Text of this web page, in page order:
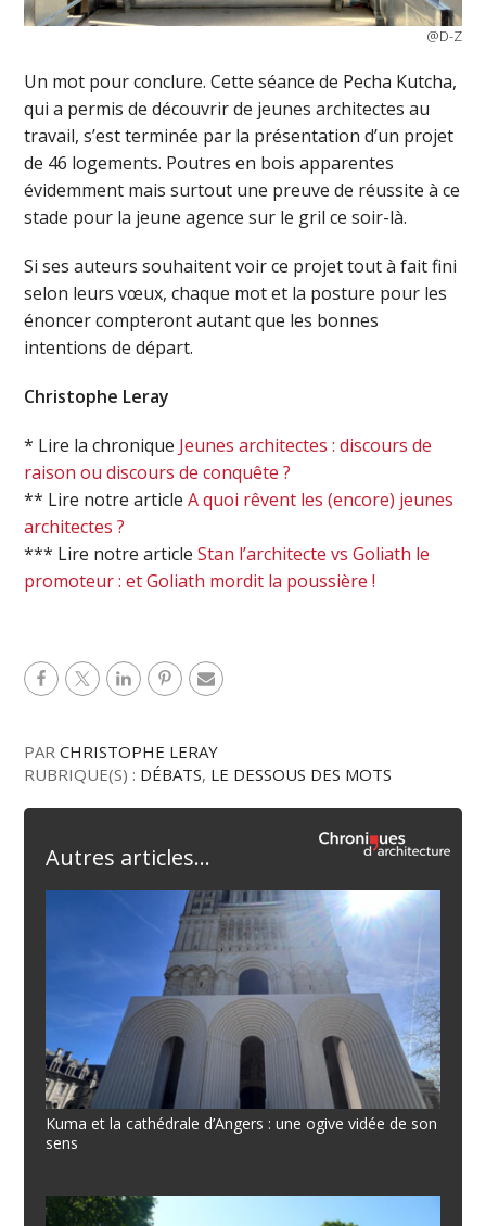
@D-Z
Un mot pour conclure. Cette séance de Pecha Kutcha,
qui a permis de découvrir de jeunes architectes au
travail, s’est terminée par la présentation d’un projet
de 46 logements. Poutres en bois apparentes
évidemment mais surtout une preuve de réussite à ce
stade pour la jeune agence sur le gril ce soir-là.
Si ses auteurs souhaitent voir ce projet tout à fait fini
selon leurs vœux, chaque mot et la posture pour les
énoncer compteront autant que les bonnes
intentions de départ.
Christophe Leray
* Lire la chronique Jeunes architectes : discours de
raison ou discours de conquête ?
** Lire notre articleA quoi rêvent les (encore) jeunes
architectes ?
*** Lire notre articleStan l’architecte vs Goliath le
promoteur : et Goliath mordit la poussière !
PARCHRISTOPHE LERAY
RUBRIQUE(S) : DÉBATS, LE DESSOUS DES MOTS
Autres articles...
Kuma et la cathédrale d’Angers : une ogive vidée de son
sens